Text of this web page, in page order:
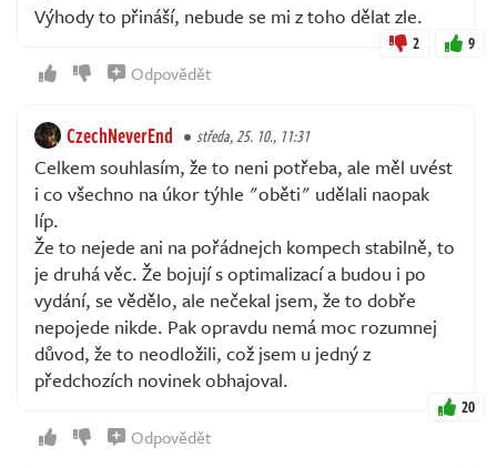
Výhody to přináší, nebude se mi z toho dělat zle.
2 9
Odpovědět
CzechNeverEnd středa, 25. 10., 11:31
Celkem souhlasím, že to neni potřeba, ale měl uvést
i co všechno na úkor týhle "oběti" udělali naopak
líp.
Že to nejede ani na pořádnejch kompech stabilně, to
je druhá věc. Že bojují s optimalizací a budou i po
vydání, se vědělo, ale nečekal jsem, že to dobře
nepojede nikde. Pak opravdu nemá moc rozumnej
důvod, že to neodložili, což jsem u jedný z
předchozích novinek obhajoval.
20
Odpovědět